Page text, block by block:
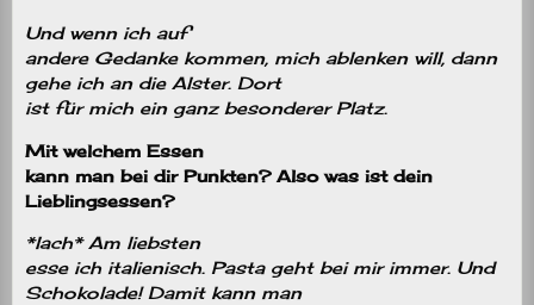
Und wenn ich auf
andere Gedanke kommen, mich ablenken will, dann
gehe ich an die Alster. Dort
ist für mich ein ganz besonderer Platz.
Mit welchem Essen
kann man bei dir Punkten? Also was ist dein
Lieblingsessen?
*lach* Am liebsten
esse ich italienisch. Pasta geht bei mir immer. Und
Schokolade! Damit kann man